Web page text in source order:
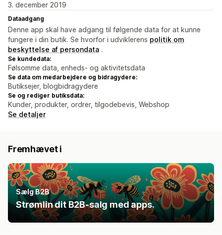
3. december 2019
Dataadgang
Denne app skal have adgang til følgende data for at kunne
fungere i din butik. Se hvorfor i udviklerens politik om
beskyttelse af persondata .
Se kundedata:
Følsomme data, enheds- og aktivitetsdata
Se data om medarbejdere og bidragydere:
Butiksejer, blogbidragydere
Se og rediger butiksdata:
Kunder, produkter, ordrer, tilgodebevis, Webshop
Se detaljer
Fremhævet i
Sælg B2B
Strømlin dit B2B-salg med apps.